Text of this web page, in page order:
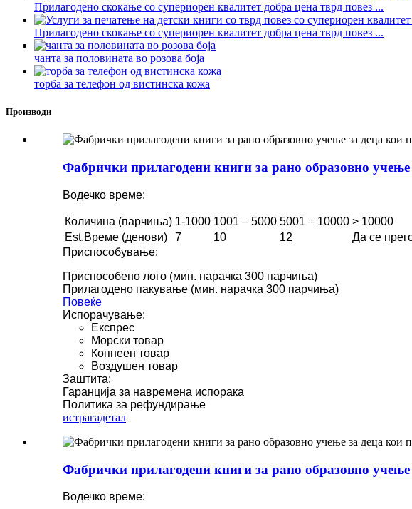
Прилагодено скокање со супериорен квалитет добра цена тврд повез ...
Прилагодено скокање со супериорен квалитет добра цена тврд повез ...
чанта за половината во розова боја
торба за телефон од вистинска кожа
Производи
Фабрички прилагодени книги за рано образовно
Водечко време:
Количина (парчиња) 1-1000 1001 – 5000 5001 – 10000 > 10000
Est.Време (денови)
7 10 12
Да се
Приспособување:
Приспособено лого (мин. нарачка 300 парчиња)
Прилагодено пакување (мин. нарачка 300 парчиња)
Повеќе
Испорачување:
Експрес
Морски товар
Копнеен товар
Воздушен товар
Заштита:
Гаранција за навремена испорака
Политика за рефундирање
истрагадетал
Фабрички прилагодени книги за рано образовно
Водечко време: